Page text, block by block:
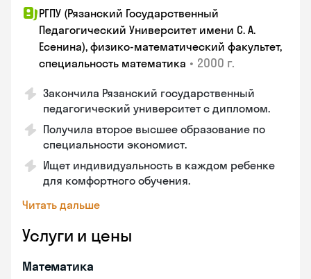
РГПУ (Рязанский Государственный
Педагогический Университет имени С. А.
Есенина), физико-математический факультет,
специальность математика • 2000 г.
Закончилa Рязанский государственный
педагогический университет с дипломом.
Получила второе высшее образование по
специальности экономист.
Ищет индивидуальность в каждом ребенке
для комфортного обучения.
Читать дальше
Услуги и цены
Математика